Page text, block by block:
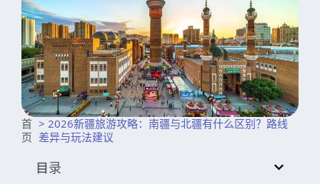
首
页
> 2026新疆旅游攻略：南疆与北疆有什么区别？路线
差异与玩法建议
目录